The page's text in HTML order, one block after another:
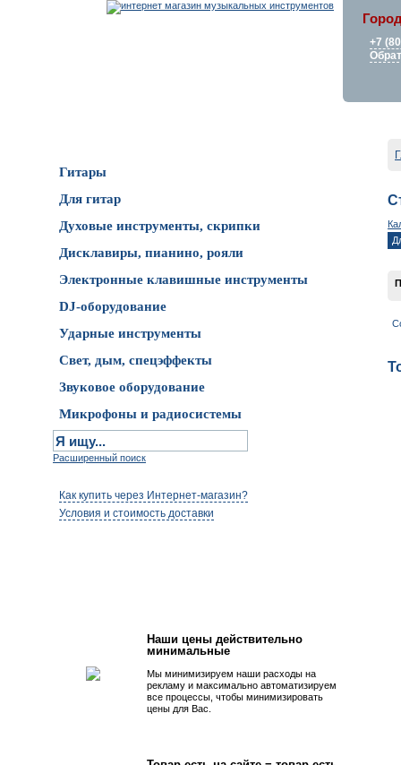
+7
Гитары
Для гитар
Духовые инструменты, скрипки
Дисклавиры, пианино, рояли
Электронные клавишные инструменты
DJ-оборудование
Ударные инструменты
Свет, дым, спецэффекты
Звуковое оборудование
Микрофоны и радиосистемы
Расширенный поиск
Как купить через Интернет-магазин?
Условия и стоимость доставки
Наши цены действительно
минимальные
Мы минимизируем наши расходы на
рекламу и максимально автоматизируем
все процессы, чтобы минимизировать
цены для Вас.